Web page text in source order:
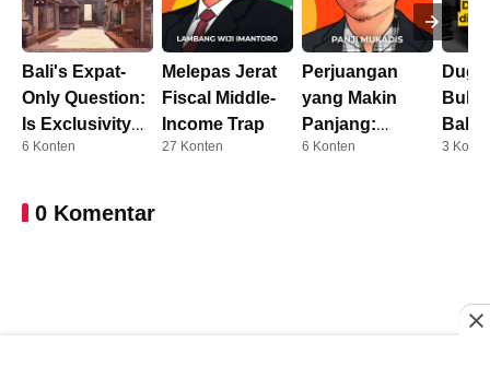
Bali's Expat-
Only Question:
Is Exclusivity
Really Over?
6 Konten
Melepas Jerat
Fiscal Middle-
Income Trap
27 Konten
Perjuangan
yang Makin
Panjang:
Dosen Kini
6 Konten
Balik
AFF
3
0 Komentar